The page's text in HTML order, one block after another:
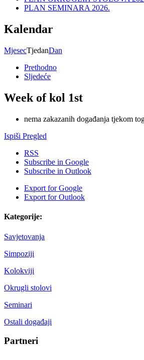
PLAN SEMINARA 2026.
Kalendar
MjesecTjedanDan
Prethodno
Sljedeće
Week of kol 1st
nema zakazanih događanja tjekom
Ispiši Pregled
RSS
Subscribe in Google
Subscribe in Outlook
Export forGoogle
Export forOutlook
Kategorije:
Savjetovanja
Simpoziji
Kolokviji
Okrugli stolovi
Seminari
Ostali događaji
Partneri